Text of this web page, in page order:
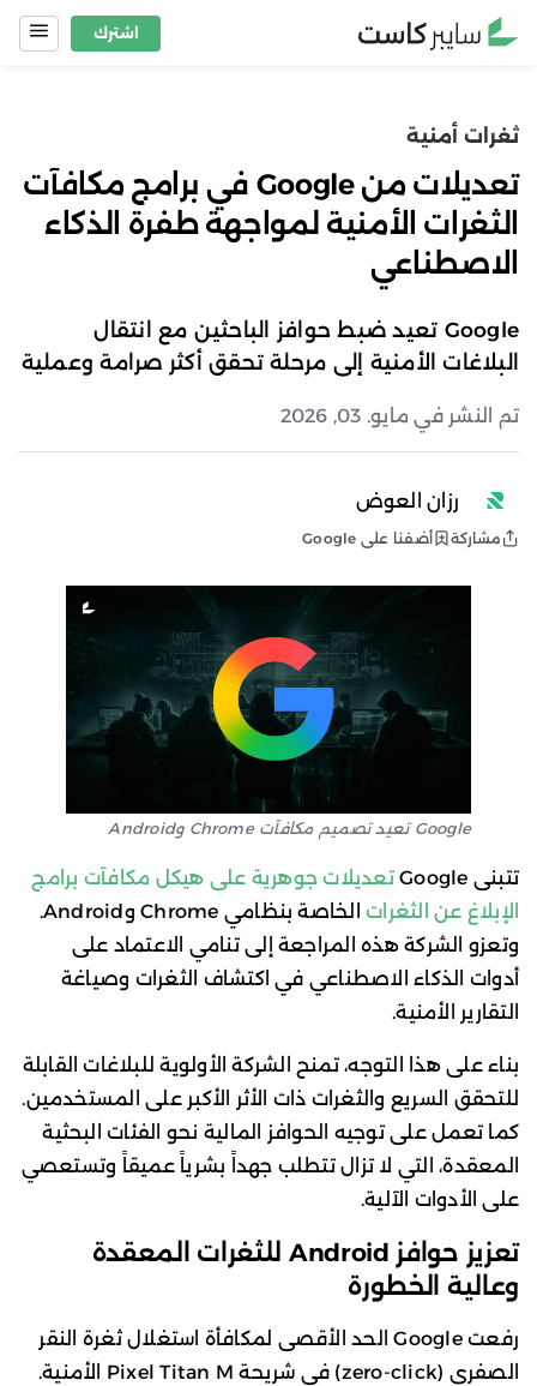
Skip
اشترك
ثغرات أمنية
تعديلات من Google في برامج مكافآت
الثغرات الأمنية لمواجهة طفرة الذكاء
الاصطناعي
Google تعيد ضبط حوافز الباحثين مع انتقال
البلاغات الأمنية إلى مرحلة تحقق أكثر صرامة وعملية
تم النشر في مايو. 03, 2026
رزان العوض
مشاركة أضفنا على Google
Google تعيد تصميم مكافآت Chrome وAndroid
تتبنى Google
تعديلات جوهرية على هيكل مكافآت برامج
الإبلاغ عن الثغرات
الخاصة بنظامي Chrome وAndroid.
وتعزو الشركة هذه المراجعة إلى تنامي الاعتماد على
أدوات الذكاء الاصطناعي في اكتشاف الثغرات وصياغة
التقارير الأمنية.
بناء على هذا التوجه، تمنح الشركة الأولوية للبلاغات القابلة
للتحقق السريع والثغرات ذات الأثر الأكبر على المستخدمين.
كما تعمل على توجيه الحوافز المالية نحو الفئات البحثية
المعقدة، التي لا تزال تتطلب جهداً بشرياً عميقاً وتستعصي
على الأدوات الآلية.
تعزيز حوافز Android للثغرات المعقدة
وعالية الخطورة
رفعت Google الحد الأقصى لمكافأة استغلال ثغرة النقر
الصفري (zero-click) في شريحة Pixel Titan M الأمنية.